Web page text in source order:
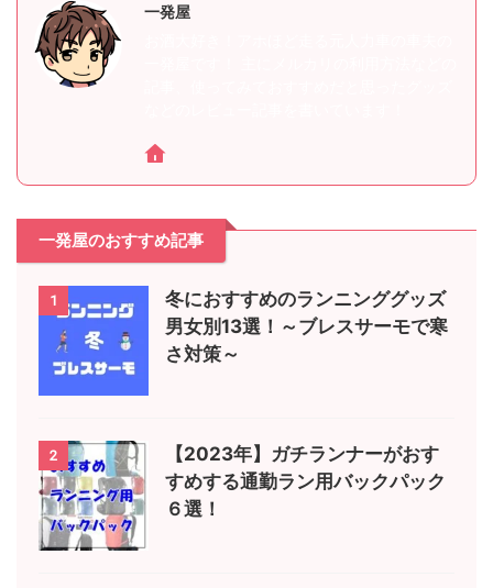
一発屋
一発屋のおすすめ記事
1
冬におすすめのランニンググッズ
男女別13選！～ブレスサーモで寒
さ対策～
2
【2023年】ガチランナーがおす
すめする通勤ラン用バックパック
６選！